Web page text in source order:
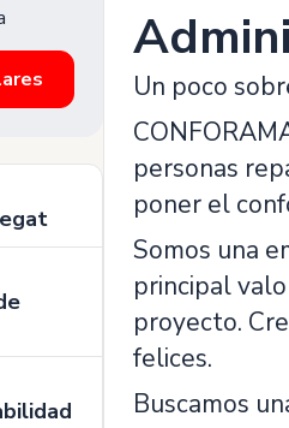
Un poco
personas
poner el
Somos una
principal
proyecto.
felices.
Buscamos